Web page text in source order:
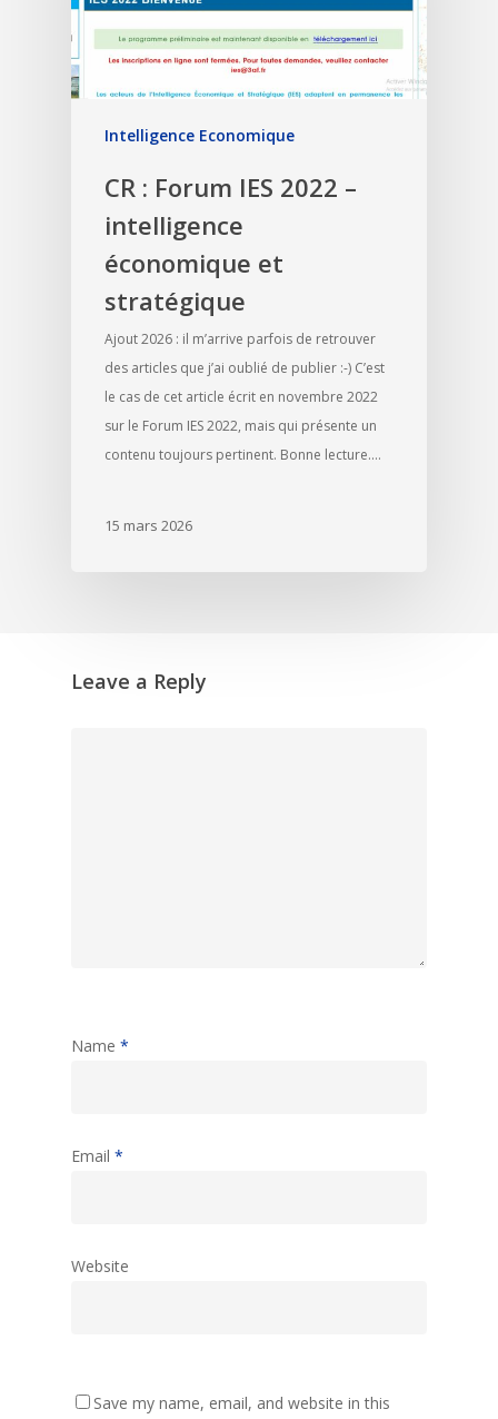
Intelligence Economique
CR : Forum IES 2022 –
intelligence
économique et
stratégique
Ajout 2026 : il m’arrive parfois de retrouver
des articles que j’ai oublié de publier :-) C’est
le cas de cet article écrit en novembre 2022
sur le Forum IES 2022, mais qui présente un
contenu toujours pertinent. Bonne lecture.…
15 mars 2026
Leave a Reply
Name *
Email *
Website
Save my name, email, and website in this